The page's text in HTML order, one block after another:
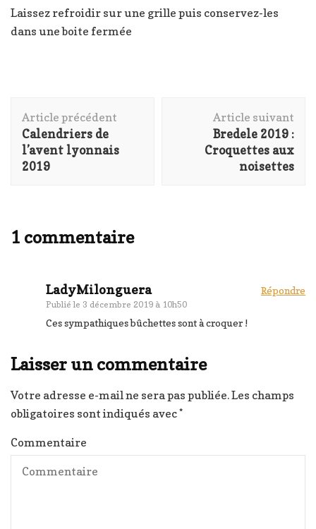
Laissez refroidir sur une grille puis conservez-les
dans une boite fermée
d'article
Article précédent
Calendriers de
l’avent lyonnais
2019
Article suivant
Bredele 2019 :
Croquettes aux
noisettes
1 commentaire
LadyMilonguera
Publié le 3 décembre 2019 à 10h50
Répondre
Ces sympathiques bûchettes sont à croquer !
Laisser un commentaire
Votre adresse e-mail ne sera pas publiée.Les champs
obligatoires sont indiqués avec*
Commentaire